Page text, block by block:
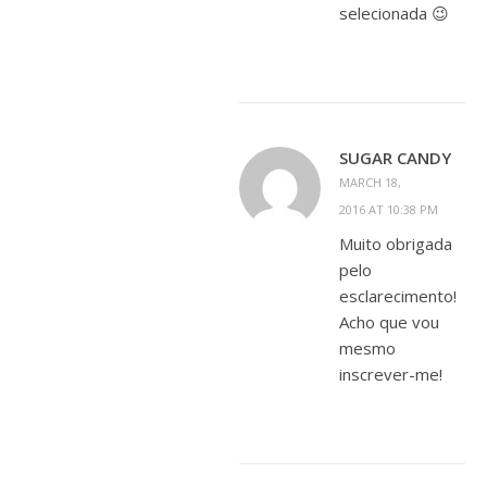
selecionada 😉
SUGAR CANDY
MARCH 18,
2016 AT 10:38 PM
Muito obrigada
pelo
esclarecimento!
Acho que vou
mesmo
inscrever-me!